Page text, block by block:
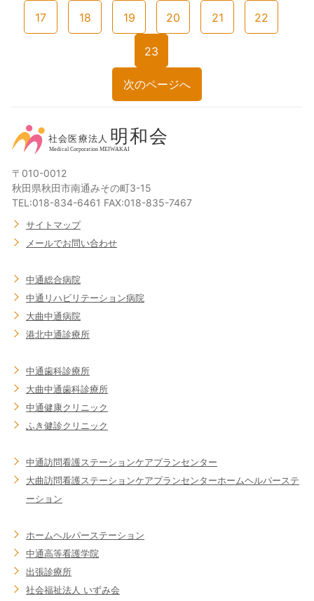
17 18 19 20 21 22
23
次のページへ
〒010-0012
秋田県秋田市南通みその町3-15
TEL:018-834-6461 FAX:018-835-7467
サイトマップ
メールでお問い合わせ
中通総合病院
中通リハビリテーション病院
大曲中通病院
港北中通診療所
中通歯科診療所
大曲中通歯科診療所
中通健康クリニック
ふき健診クリニック
中通訪問看護ステーションケアプランセンター
大曲訪問看護ステーションケアプランセンターホームヘルパーステ
ーション
ホームヘルパーステーション
中通高等看護学院
出張診療所
社会福祉法人 いずみ会